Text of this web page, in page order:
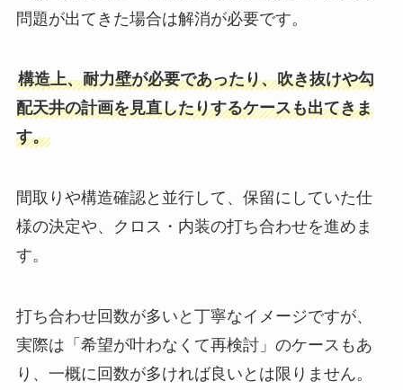
問題が出てきた場合は解消が必要です。
構造上、耐力壁が必要であったり、吹き抜けや勾
配天井の計画を見直したりするケースも出てきま
す。
間取りや構造確認と並行して、保留にしていた仕
様の決定や、クロス・内装の打ち合わせを進めま
す。
打ち合わせ回数が多いと丁寧なイメージですが、
実際は「希望が叶わなくて再検討」のケースもあ
り、一概に回数が多ければ良いとは限りません。